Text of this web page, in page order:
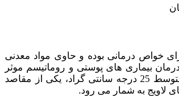
خواص درمانی بوده و حاوی مواد معدنی
بیماری های پوستی و روماتیسم موثر
است. لاویج با دمای متوسط 25 درجه سانتی گراد، یکی از مقاصد
لاویج به شمار می رود.